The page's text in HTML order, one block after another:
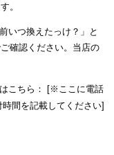
。
いつ換えたっけ？」と
確認ください。当店の
こちら： [※ここに電話
間を記載してください]